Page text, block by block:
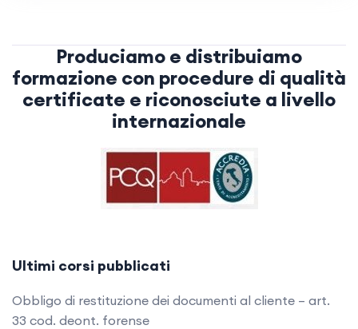
Produciamo e distribuiamo
formazione con procedure di qualità
certificate e riconosciute a livello
internazionale
Ultimi corsi pubblicati
Obbligo di restituzione dei documenti al cliente – art.
33 cod. deont. forense